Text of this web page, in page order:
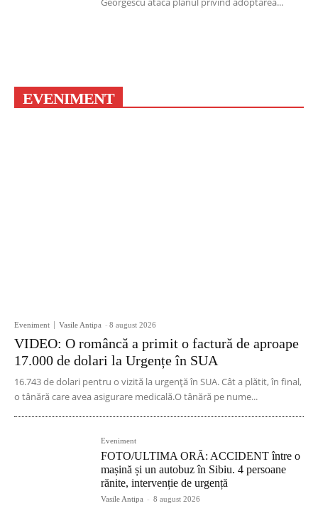
EVENIMENT
Eveniment Vasile Antipa - 8 august 2026
VIDEO: O româncă a primit o factură de aproape
17.000 de dolari la Urgențe în SUA
16.743 de dolari pentru o vizită la urgență în SUA. Cât a plătit, în final,
o tânără care avea asigurare medicală.O tânără pe nume...
Eveniment
FOTO/ULTIMA ORĂ: ACCIDENT între o
mașină și un autobuz în Sibiu. 4 persoane
rănite, intervenție de urgență
Vasile Antipa - 8 august 2026